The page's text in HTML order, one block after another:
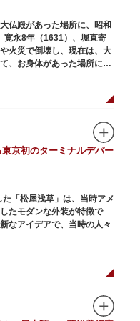
迫力を楽しんだり、隅田川
仏殿があった場所に、昭和
寛永8年（1631）、堀直寄
火災で倒壊し、現在は、大
、お身体があった場所にパ
京初のターミナルデパー
「松屋浅草」は、当時アメ
たモダンな外装が特徴で
なアイデアで、当時の人々
場。2012年のリニューアル
面影を残す百貨店は今でも
下町銘菓をはじめ、全国か